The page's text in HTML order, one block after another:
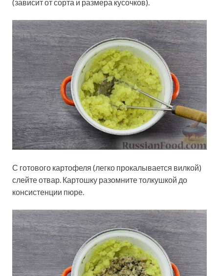
(зависит от сорта и размера кусочков).
С готового картофеля (легко прокалывается вилкой)
слейте отвар. Картошку разомните толкушкой до
консистенции пюре.